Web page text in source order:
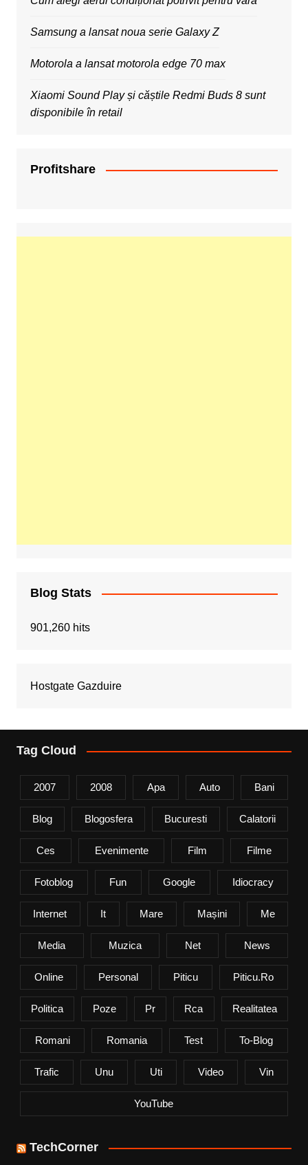
Samsung a lansat noua serie Galaxy Z
Motorola a lansat motorola edge 70 max
Xiaomi Sound Play și căștile Redmi Buds 8 sunt
disponibile în retail
Profitshare
Blog Stats
901,260 hits
Hostgate Gazduire
Tag Cloud
2007 2008 Apa Auto Bani
Blog Blogosfera Bucuresti Calatorii
Ces Evenimente Film Filme
Fotoblog Fun Google Idiocracy
Internet It Mare Mașini Me
Media Muzica Net News
Online Personal Piticu Piticu.ro
Politica Poze Pr Rca Realitatea
Romani Romania Test To-Blog
Trafic Unu Uti Video Vin
YouTube
TechCorner